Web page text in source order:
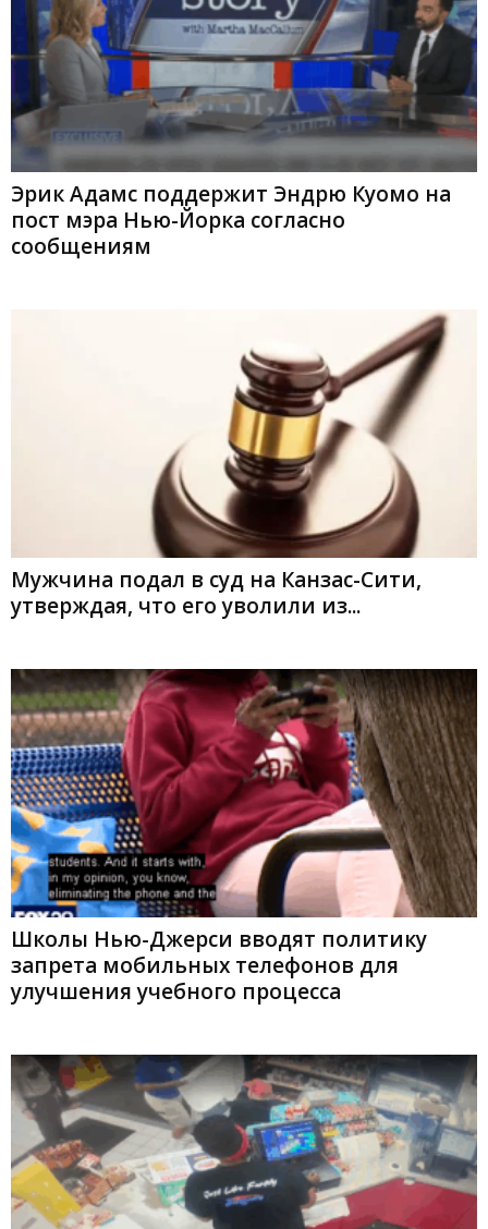
Эрик Адамс поддержит Эндрю Куомо на
пост мэра Нью-Йорка согласно
сообщениям
Мужчина подал в суд на Канзас-Сити,
утверждая, что его уволили из...
Школы Нью-Джерси вводят политику
запрета мобильных телефонов для
улучшения учебного процесса